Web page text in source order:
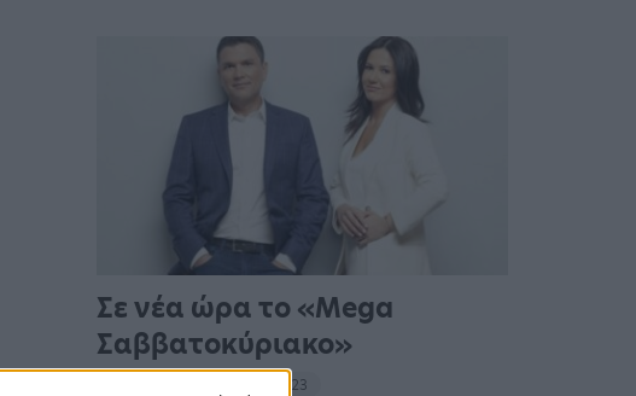
Σε νέα ώρα το «Mega
Σαββατοκύριακο»
20:14 - 15 Σεπτεμβρίου 2023